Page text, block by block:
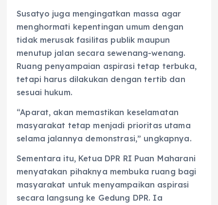
Susatyo juga mengingatkan massa agar
menghormati kepentingan umum dengan
tidak merusak fasilitas publik maupun
menutup jalan secara sewenang-wenang.
Ruang penyampaian aspirasi tetap terbuka,
tetapi harus dilakukan dengan tertib dan
sesuai hukum.
“Aparat, akan memastikan keselamatan
masyarakat tetap menjadi prioritas utama
selama jalannya demonstrasi,” ungkapnya.
Sementara itu, Ketua DPR RI Puan Maharani
menyatakan pihaknya membuka ruang bagi
masyarakat untuk menyampaikan aspirasi
secara langsung ke Gedung DPR. Ia